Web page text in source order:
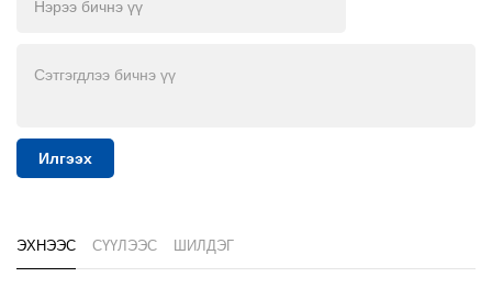
Илгээх
ЭХНЭЭС СҮҮЛЭЭС ШИЛДЭГ